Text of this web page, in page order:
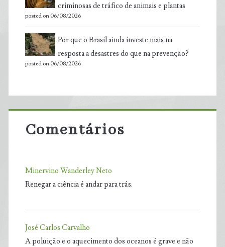
criminosas de tráfico de animais e plantas
posted on 06/08/2026
Por que o Brasil ainda investe mais na
resposta a desastres do que na prevenção?
posted on 06/08/2026
Comentários
Minervino Wanderley Neto
Renegar a ciência é andar para trás.
José Carlos Carvalho
A poluição e o aquecimento dos oceanos é grave e não